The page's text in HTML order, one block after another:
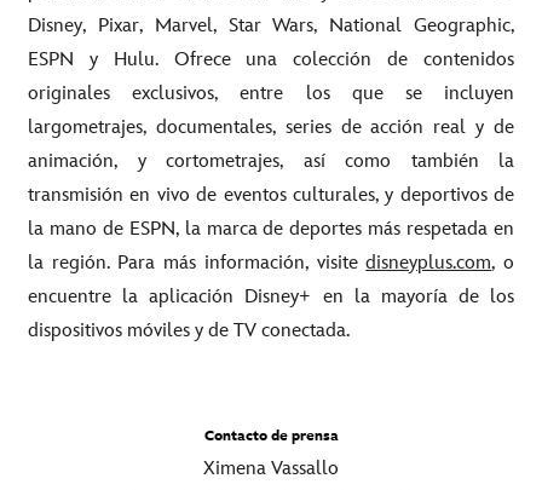
Disney, Pixar, Marvel, Star Wars, National Geographic,
ESPN y Hulu. Ofrece una colección de contenidos
originales exclusivos, entre los que se incluyen
largometrajes, documentales, series de acción real y de
animación, y cortometrajes, así como también la
transmisión en vivo de eventos culturales, y deportivos de
la mano de ESPN, la marca de deportes más respetada en
la región. Para más información, visitedisneyplus.com, o
encuentre la aplicación Disney+ en la mayoría de los
dispositivos móviles y de TV conectada.
Contacto de prensa
Ximena Vassallo